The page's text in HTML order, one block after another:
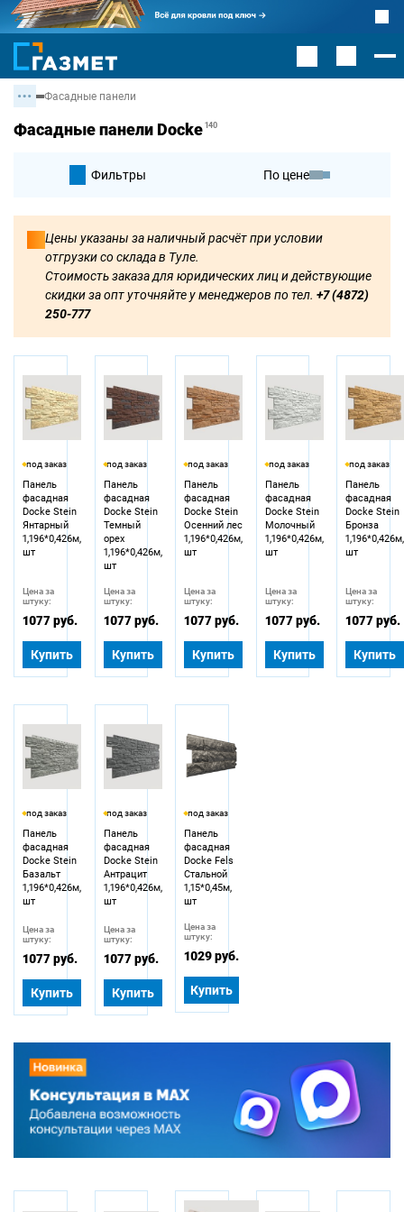
Фасадные панели
Фасадные панели Docke140
По умолчанию
По цене
Фильтры
Цены указаны за наличный расчёт при условии
отгрузки со склада в Туле.
Стоимость заказа для юридических лиц и действующие
скидки за опт уточняйте у менеджеров по тел. +7 (4872)
250-777
под заказ
Панель
фасадная
Docke Stein
Янтарный
1,196*0,426м,
шт
Цена за
штуку:
1077 руб.
Купить
под заказ
Панель
фасадная
Docke Stein
Темный
орех
1,196*0,426м,
шт
Цена за
штуку:
1077 руб.
Купить
под заказ
Панель
фасадная
Docke Stein
Осенний лес
1,196*0,426м,
шт
Цена за
штуку:
1077 руб.
Купить
под заказ
Панель
фасадная
Docke Stein
Молочный
1,196*0,426м,
шт
Цена за
штуку:
1077 руб.
Купить
под заказ
Панель
фасадная
Docke Stein
Бронза
1,196*0,426м,
шт
Цена за
штуку:
1077 руб.
Купить
под заказ
Панель
фасадная
Docke Stein
Базальт
1,196*0,426м,
шт
Цена за
штуку:
1077 руб.
Купить
под заказ
Панель
фасадная
Docke Stein
Антрацит
1,196*0,426м,
шт
Цена за
штуку:
1077 руб.
Купить
под заказ
Панель
фасадная
Docke Fels
Стальной
1,15*0,45м,
шт
Цена за
штуку:
1029 руб.
Купить